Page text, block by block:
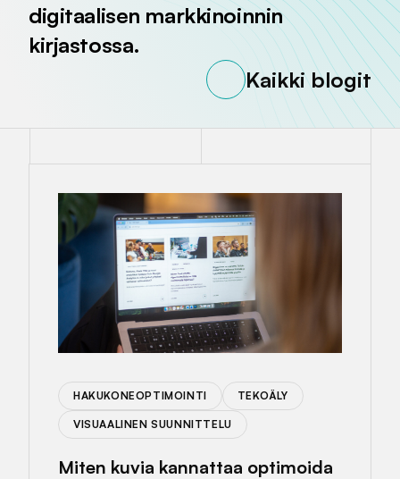
digitaalisen markkinoinnin
kirjastossa.
Kaikki blogit
HAKUKONEOPTIMOINTI TEKOÄLY
VISUAALINEN SUUNNITTELU
Miten kuvia kannattaa optimoida